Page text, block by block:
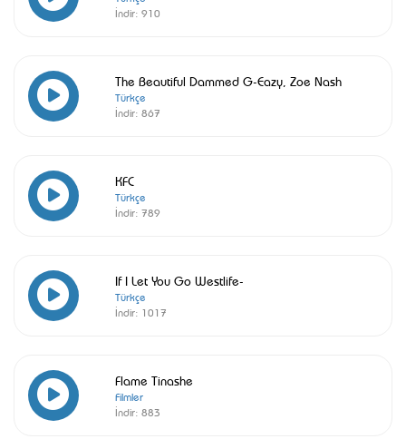
İndir: 910
The Beautiful Dammed G-Eazy, Zoe Nash
Türkçe
İndir: 867
KFC
Türkçe
İndir: 789
If I Let You Go Westlife-
Türkçe
İndir: 1017
Flame Tinashe
Filmler
İndir: 883